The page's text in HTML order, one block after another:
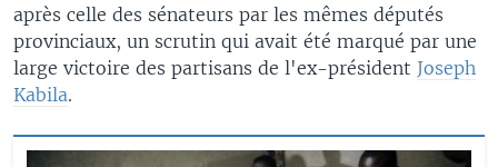
après celle des sénateurs par les mêmes députés
provinciaux, un scrutin qui avait été marqué par une
large victoire des partisans de l'ex-président Joseph
Kabila.